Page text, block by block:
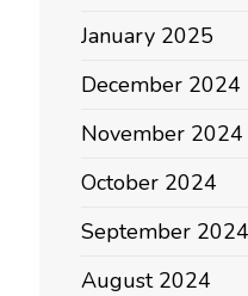
January 2025
December 2024
November 2024
October 2024
September 2024
August 2024